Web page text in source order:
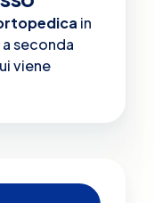
in
a seconda
viene